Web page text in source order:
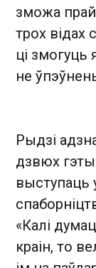
зможа
трох відах
ці змогуць
не
Рыдзі
дзвюх
выступаць
«Калі
краін, то